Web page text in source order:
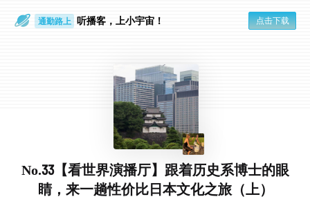
通勤路上 听播客，上小宇宙！ 点击下载
No.33【看世界演播厅】跟着历史系博士的眼
睛，来一趟性价比日本文化之旅（上）